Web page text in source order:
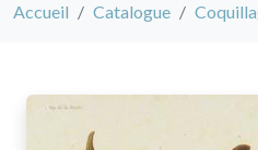
Accueil Catalogue